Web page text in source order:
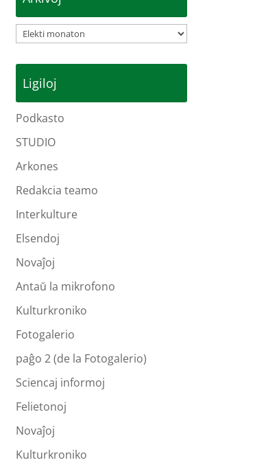
Arkivoj
Ligiloj
Podkasto
STUDIO
Arkones
Redakcia teamo
Interkulture
Elsendoj
Novaĵoj
Antaŭ la mikrofono
Kulturkroniko
Fotogalerio
paĝo 2 (de la Fotogalerio)
Sciencaj informoj
Felietonoj
Novaĵoj
Kulturkroniko